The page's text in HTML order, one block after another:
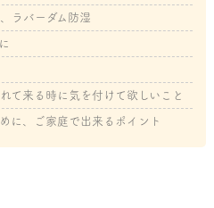
ラバーダム防湿
て来る時に気を付けて欲しいこと
に、ご家庭で出来るポイント